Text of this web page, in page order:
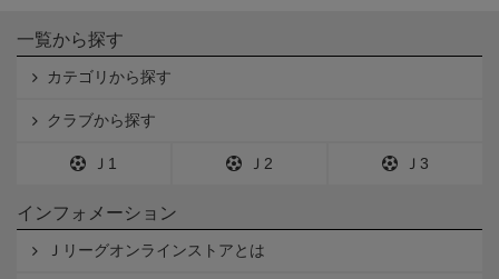
一覧から探す
カテゴリから探す
クラブから探す
Ｊ1 Ｊ2 Ｊ3
インフォメーション
Ｊリーグオンラインストアとは